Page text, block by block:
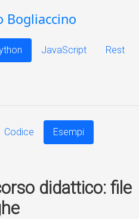
Bogliaccino
JavaScript Rest
Codice Esempi
didattico: file